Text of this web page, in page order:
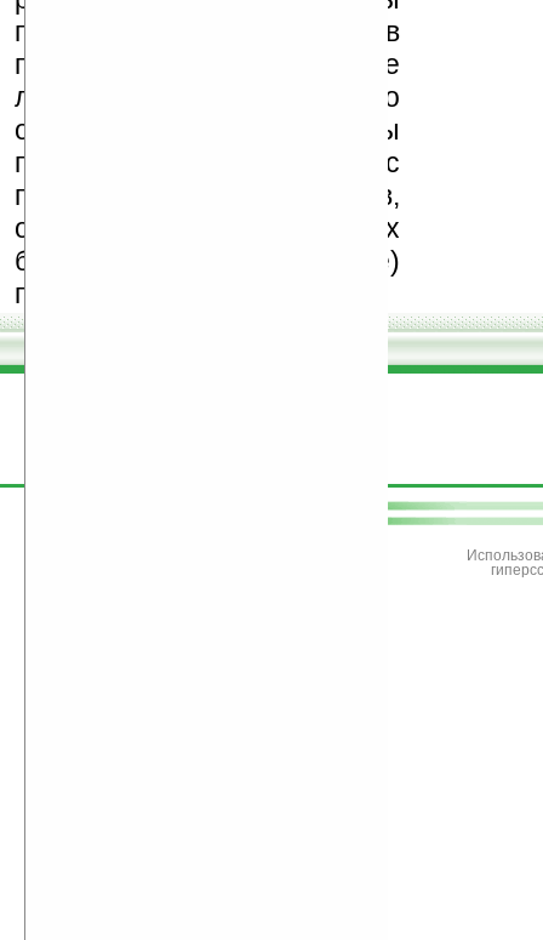
поддерживаем авторов
программ и развитие
легального программного
обеспечения. Также мы
призываем Вас
поддерживать авторов,
особенно создающих
бесплатные (freeware)
программы.